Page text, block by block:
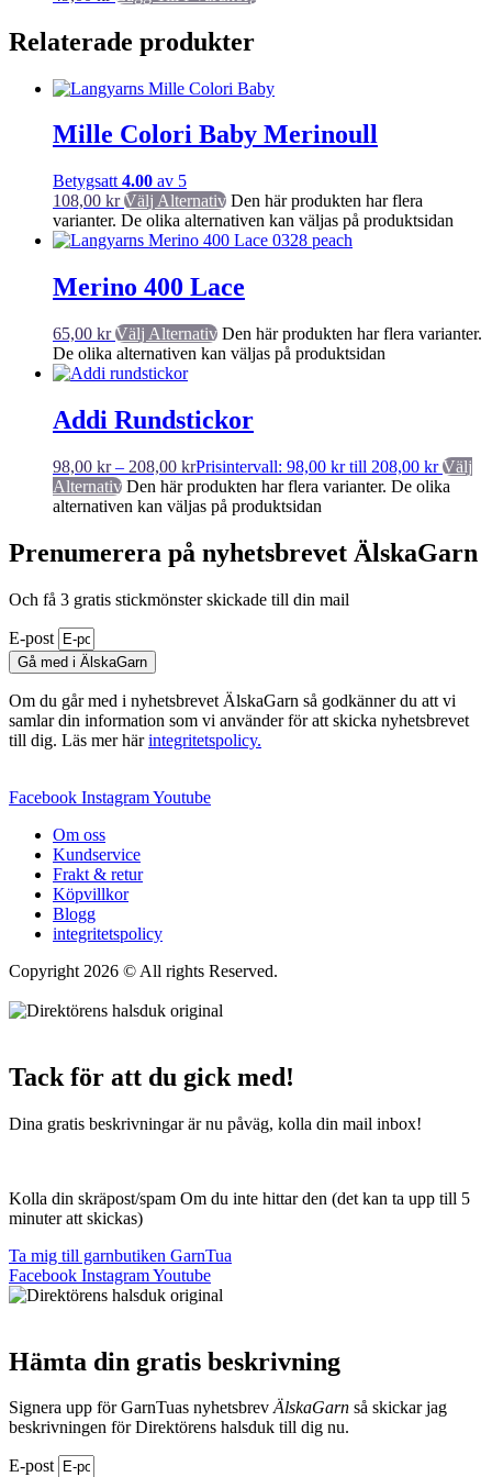
Relaterade produkter
Mille Colori Baby Merinoull
Betygsatt 4.00 av 5
108,00 kr Välj Alternativ Den här produkten har flera
varianter. De olika alternativen kan väljas på produktsidan
Merino 400 Lace
65,00 kr Välj Alternativ Den här produkten har flera varianter.
De olika alternativen kan väljas på produktsidan
Addi Rundstickor
98,00 kr – 208,00 krPrisintervall: 98,00 kr till 208,00 kr Välj
Alternativ Den här produkten har flera varianter. De olika
alternativen kan väljas på produktsidan
Prenumerera på nyhetsbrevet ÄlskaGarn
Och få 3 gratis stickmönster skickade till din mail
E-post
Gå med i ÄlskaGarn
Om du går med i nyhetsbrevet ÄlskaGarn så godkänner du att vi
samlar din information som vi använder för att skicka nyhetsbrevet
till dig. Läs mer härintegritetspolicy.
Facebook InstagramYoutube
Om oss
Kundservice
Frakt & retur
Köpvillkor
Blogg
integritetspolicy
Copyright 2026 © All rights Reserved.
Tack för att du gick med!
Dina gratis beskrivningar är nu påväg, kolla din mail inbox!
Kolla din skräpost/spam Om du inte hittar den (det kan ta upp till 5
minuter att skickas)
Ta mig till garnbutiken GarnTua
Facebook InstagramYoutube
Hämta din gratis beskrivning
Signera upp för GarnTuas nyhetsbrevÄlskaGarn så skickar jag
beskrivningen för Direktörens halsduk till dig nu.
E-post